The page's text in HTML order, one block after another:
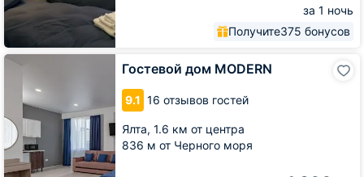
за 1 ночь
Получите375 бонусов
Гостевой дом MODERN
9.1 16 отзывов гостей
Ялта, 1.6 км от центра
836 м от Черного моря
Гостевой
MODERN